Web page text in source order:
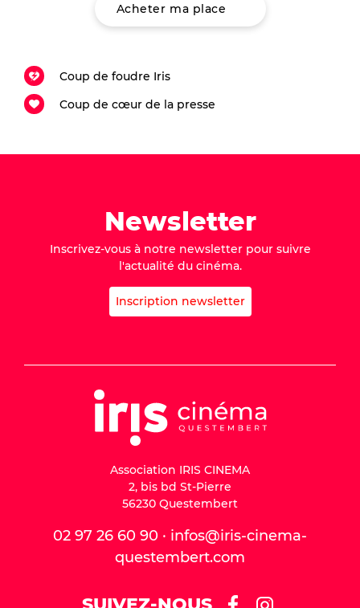
Acheter ma place
Coup de foudre Iris
Coup de cœur de la presse
Newsletter
Inscrivez-vous à notre newsletter pour suivre
l'actualité du cinéma.
Inscription newsletter
Association IRIS CINEMA
2, bis bd St-Pierre
56230 Questembert
02 97 26 60 90 · infos@iris-cinema-
questembert.com